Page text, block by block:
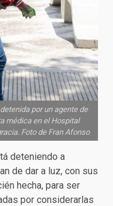
por un agente de
médica en el Hospital
Foto de Fran Afonso
deteniendo a
de dar a luz, con sus
hecha, para ser
por considerarlas